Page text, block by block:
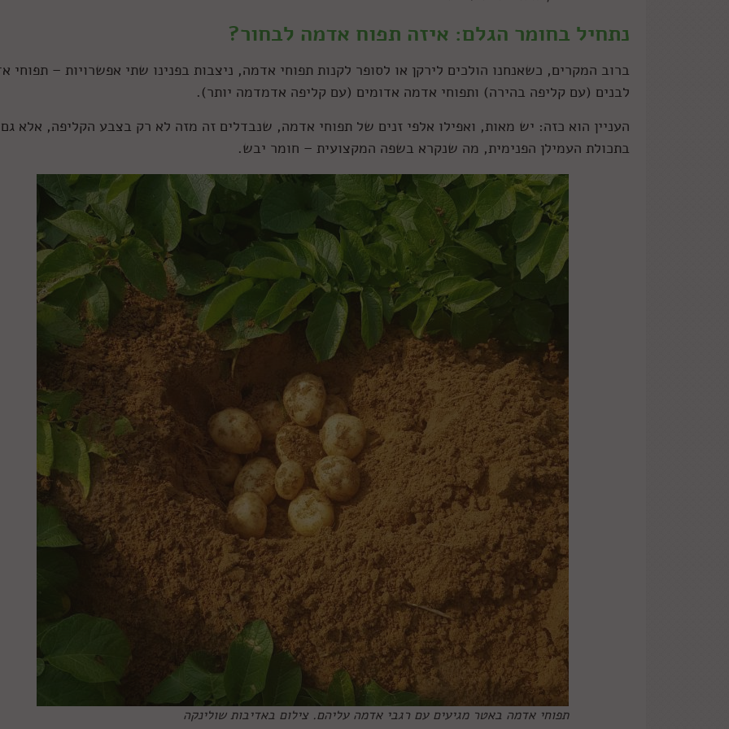
נתחיל בחומר הגלם: איזה תפוח אדמה לבחור?
ברוב המקרים, כשאנחנו הולכים לירקן או לסופר לקנות תפוחי אדמה, ניצבות בפנינו שתי אפשרויות – תפוחי
לבנים (עם קליפה בהירה) ותפוחי אדמה אדומים (עם קליפה אדמדמה יותר).
העניין הוא כזה: יש מאות, ואפילו אלפי זנים של תפוחי אדמה, שנבדלים זה מזה לא רק בצבע הקליפה, אלא גם
בתכולת העמילן הפנימית, מה שנקרא בשפה המקצועית – חומר יבש.
תפוחי אדמה באטר מגיעים עם רגבי אדמה עליהם. צילום באדיבות שולינקה